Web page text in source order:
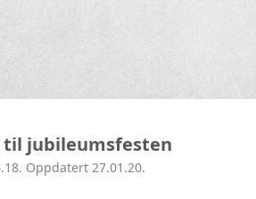
til jubileumsfesten
Oppdatert 27.01.20.